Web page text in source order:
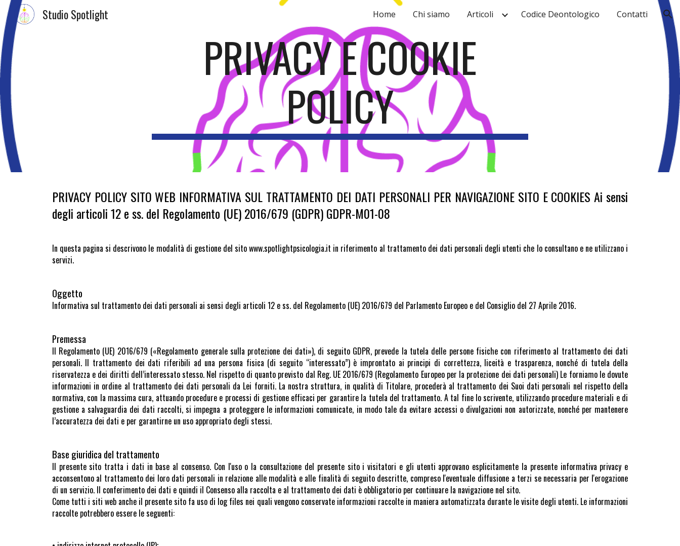
Skip to navigation
Studio Spotlight Home Chi siamo Articoli Codice Deontologico Contatti
PRIVACY E COOKIE
POLICY
PRIVACY POLICY SITO WEB INFORMATIVA SUL TRATTAMENTO DEI DATI PERSONALI PER NAVIGAZIONE SITO E COOKIES Ai sensi
degli articoli 12 e ss. del Regolamento (UE) 2016/679 (GDPR) GDPR-M01-08
In questa pagina si descrivono le modalità di gestione del sito www.spotlightpsicologia.it in riferimento al trattamento dei dati personali degli utenti che lo consultano e ne utilizzano i
servizi.
Oggetto
Informativa sul trattamento dei dati personali ai sensi degli articoli 12 e ss. del Regolamento (UE) 2016/679 del Parlamento Europeo e del Consiglio del 27 Aprile 2016.
Premessa
Il Regolamento (UE) 2016/679 («Regolamento generale sulla protezione dei dati»), di seguito GDPR, prevede la tutela delle persone fisiche con riferimento al trattamento dei dati
personali. Il trattamento dei dati riferibili ad una persona fisica (di seguito “interessato”) è improntato ai principi di correttezza, liceità e trasparenza, nonché di tutela della
riservatezza e dei diritti dell’interessato stesso. Nel rispetto di quanto previsto dal Reg. UE 2016/679 (Regolamento Europeo per la protezione dei dati personali) Le forniamo le dovute
informazioni in ordine al trattamento dei dati personali da Lei forniti. La nostra struttura, in qualità di Titolare, procederà al trattamento dei Suoi dati personali nel rispetto della
normativa, con la massima cura, attuando procedure e processi di gestione efficaci per garantire la tutela del trattamento. A tal fine lo scrivente, utilizzando procedure materiali e di
gestione a salvaguardia dei dati raccolti, si impegna a proteggere le informazioni comunicate, in modo tale da evitare accessi o divulgazioni non autorizzate, nonché per mantenere
l’accuratezza dei dati e per garantirne un uso appropriato degli stessi.
Base giuridica del trattamento
Il presente sito tratta i dati in base al consenso. Con l'uso o la consultazione del presente sito i visitatori e gli utenti approvano esplicitamente la presente informativa privacy e
acconsentono al trattamento dei loro dati personali in relazione alle modalità e alle finalità di seguito descritte, compreso l'eventuale diffusione a terzi se necessaria per l'erogazione
di un servizio. Il conferimento dei dati e quindi il Consenso alla raccolta e al trattamento dei dati è obbligatorio per continuare la navigazione nel sito.
Come tutti i siti web anche il presente sito fa uso di log files nei quali vengono conservate informazioni raccolte in maniera automatizzata durante le visite degli utenti. Le informazioni
raccolte potrebbero essere le seguenti: